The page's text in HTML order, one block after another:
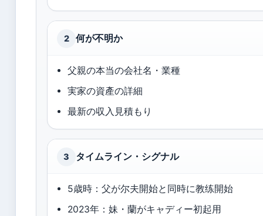
2 何が不明か
父親の本当の会社名・業種
実家の資產の詳細
最新の収入見積もり
3 タイムライン・シグナル
5歳時：父が尔夫開始と同時に教练開始
2023年：妹・蘭がキャディー初起用